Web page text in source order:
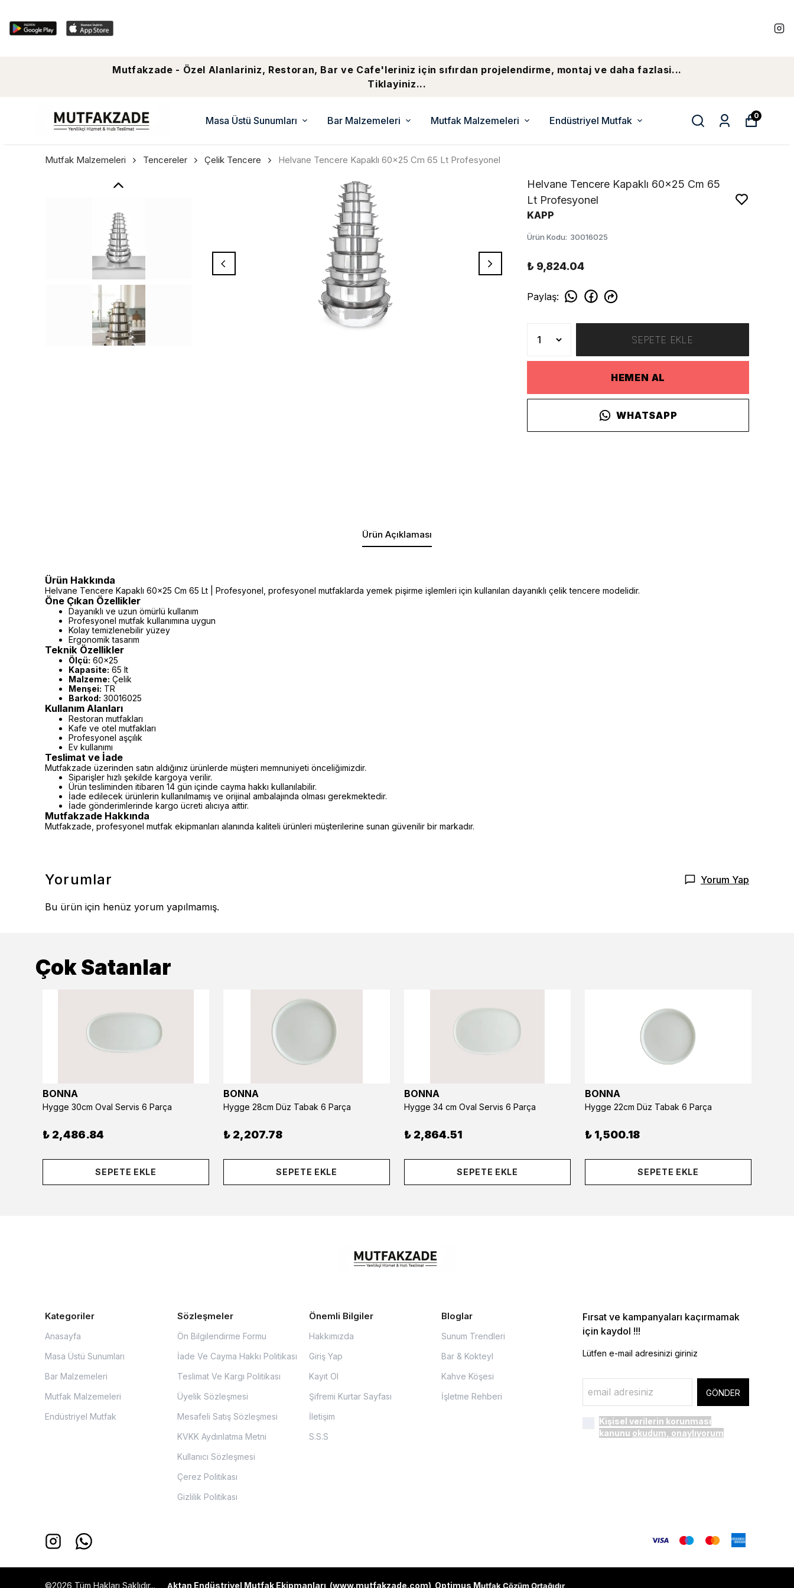
Mutfakzade - Özel Alanlariniz, Restoran, Bar ve Cafe'leriniz için sıfırdan projelendirme, montaj ve daha fazlasi...
Tiklayiniz...
Masa Üstü Sunumları Bar Malzemeleri Mutfak Malzemeleri Endüstriyel Mutfak 0
Mutfak Malzemeleri Tencereler Çelik Tencere Helvane Tencere Kapaklı 60x25 Cm 65 Lt Profesyonel
Helvane Tencere Kapaklı 60x25 Cm 65
Lt Profesyonel
KAPP
Ürün Kodu: 30016025
₺ 9,824.04
Paylaş:
SEPETE EKLE
HEMEN AL
WHATSAPP
Ürün Açıklaması
Ürün Hakkında
Helvane Tencere Kapaklı 60x25 Cm 65 Lt | Profesyonel, profesyonel mutfaklarda yemek pişirme işlemleri için kullanılan dayanıklı çelik tencere modelidir.
Öne Çıkan Özellikler
Dayanıklı ve uzun ömürlü kullanım
Profesyonel mutfak kullanımına uygun
Kolay temizlenebilir yüzey
Ergonomik tasarım
Teknik Özellikler
Ölçü: 60x25
Kapasite: 65 lt
Malzeme: Çelik
Menşei: TR
Barkod: 30016025
Kullanım Alanları
Restoran mutfakları
Kafe ve otel mutfakları
Profesyonel aşçılık
Ev kullanımı
Teslimat ve İade
Mutfakzade üzerinden satın aldığınız ürünlerde müşteri memnuniyeti önceliğimizdir.
Siparişler hızlı şekilde kargoya verilir.
Ürün tesliminden itibaren 14 gün içinde cayma hakkı kullanılabilir.
İade edilecek ürünlerin kullanılmamış ve orijinal ambalajında olması gerekmektedir.
İade gönderimlerinde kargo ücreti alıcıya aittir.
Mutfakzade Hakkında
Mutfakzade, profesyonel mutfak ekipmanları alanında kaliteli ürünleri müşterilerine sunan güvenilir bir markadır.
Yorumlar Yorum Yap
Bu ürün için henüz yorum yapılmamış.
Çok Satanlar
BONNA
Hygge 30cm Oval Servis 6 Parça
₺ 2,486.84
SEPETE EKLE
BONNA
Hygge 28cm Düz Tabak 6 Parça
₺ 2,207.78
SEPETE EKLE
BONNA
Hygge 34 cm Oval Servis 6 Parça
₺ 2,864.51
SEPETE EKLE
BONNA
Hygge 22cm Düz Tabak 6 Parça
₺ 1,500.18
SEPETE EKLE
Kategoriler
Anasayfa
Masa Üstü Sunumları
Bar Malzemeleri
Mutfak Malzemeleri
Endüstriyel Mutfak
Sözleşmeler
Ön Bilgilendirme Formu
İade Ve Cayma Hakkı Politikası
Teslimat Ve Kargı Politikası
Üyelik Sözleşmesi
Mesafeli Satış Sözleşmesi
KVKK Aydınlatma Metni
Kullanıcı Sözleşmesi
Çerez Politikası
Gizlilik Politikası
Önemli Bilgiler
Hakkımızda
Giriş Yap
Kayıt Ol
Şifremi Kurtar Sayfası
İletişim
S.S.S
Bloglar
Sunum Trendleri
Bar & Kokteyl
Kahve Köşesi
İşletme Rehberi
Fırsat ve kampanyaları kaçırmamak
için kaydol !!!
Lütfen e-mail adresinizi giriniz
GÖNDER
Kişisel verilerin korunması
kanunu okudum, onaylıyorum
©2026 Tüm Hakları Saklıdır... Aktan Endüstriyel Mutfak Ekipmanları (www.mutfakzade.com) Optimus Mutfak Çözüm Ortağıdır